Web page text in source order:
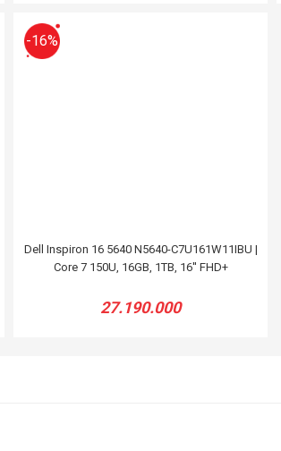
Dell Inspiron 16 5640 N5640-C7U161W11IBU |
Core 7 150U, 16GB, 1TB, 16'' FHD+
27.190.000
-16%